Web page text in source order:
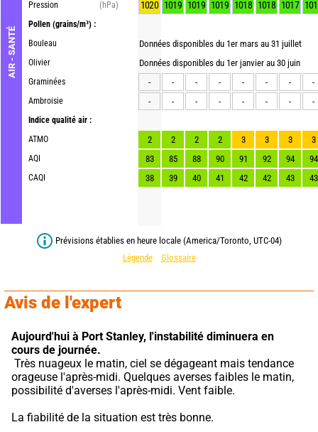
AIR - SANTÉ
Pression
(hPa)
Pollen (grains/m³) :
Bouleau
Olivier
Graminées
Ambroisie
Indice qualité air :
ATMO
AQI
CAQI
1020 1019 1019 1019 1018 1018 1017
Données disponibles du 1er mars au 31 juillet
Données disponibles du 1er janvier au 30 juin
-
- - - - - -
-
-
- - - - - - -
2 2 2 2 3 3 3
3
83
85 88 90 91 92 94
94
38
39 40 41 42 42 43 43
Prévisions établies en heure locale (America/Toronto, UTC-04)
Légende
Glossaire
Avis de l'expert
Aujourd'hui à Port Stanley, l'instabilité diminuera en
cours de journée.
orageuse l'après-midi. Quelques averses faibles le matin,
possibilité d'averses l'après-midi. Vent faible.
La fiabilité de la situation est très bonne.